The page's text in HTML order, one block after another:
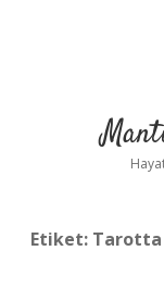
Etiket: Tarotta